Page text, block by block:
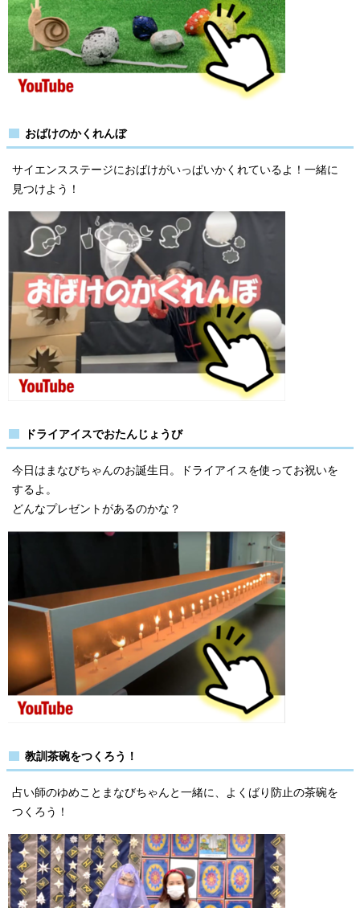
おばけのかくれんぼ
サイエンスステージにおばけがいっぱいかくれているよ！一緒に
見つけよう！
ドライアイスでおたんじょうび
今日はまなびちゃんのお誕生日。ドライアイスを使ってお祝いを
するよ。
どんなプレゼントがあるのかな？
教訓茶碗をつくろう！
占い師のゆめことまなびちゃんと一緒に、よくばり防止の茶碗を
つくろう！